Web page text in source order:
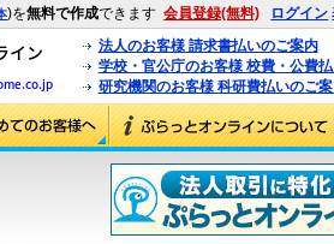
)を無料で作成できます 会員登録(無料) ログイン
法人のお客様 請求書払いのご案内
学校・官公庁のお客様 校費・公費
研究機関のお客様 科研費払いのご